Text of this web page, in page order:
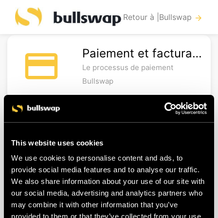
This website uses cookies
We use cookies to personalise content and ads, to
provide social media features and to analyse our traffic.
We also share information about your use of our site with
our social media, advertising and analytics partners who
may combine it with other information that you’ve
provided to them or that they’ve collected from your use
Retour à |Bullswap arrow_forward
payment Paiement et facturation
Le processus de paiement
Bullswap
library_books Dois-je payer enune seule fois?
library_books Puis-je payer plus tard/sur facture ?
library_books Où puis-je trouver mes factures